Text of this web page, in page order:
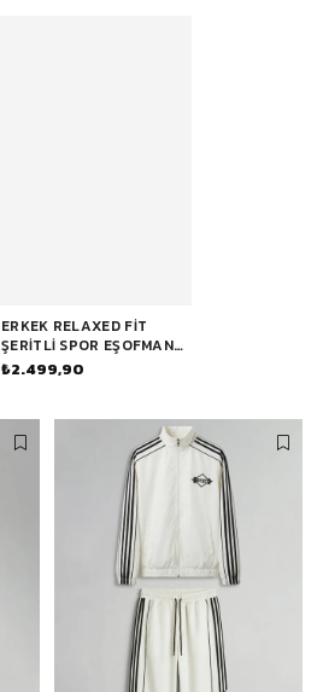
ERKEK RELAXED FIT
ŞERITLI SPOR EŞOFMAN
TAKIMI SIYAH
₺2.499,90